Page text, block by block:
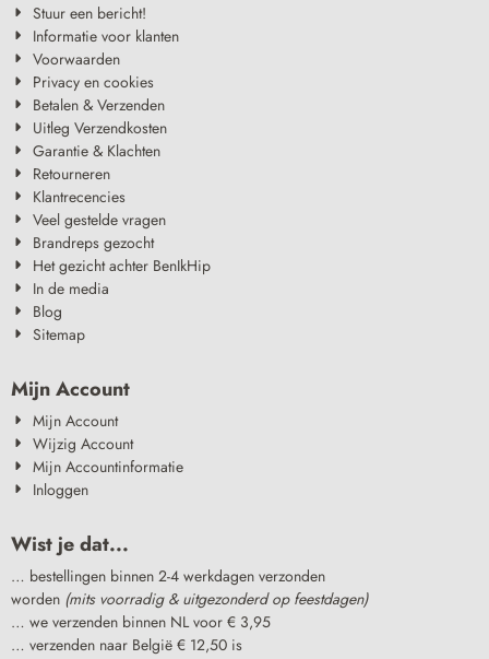
Stuur een bericht!
Informatie voor klanten
Voorwaarden
Privacy en cookies
Betalen & Verzenden
Uitleg Verzendkosten
Garantie & Klachten
Retourneren
Klantrecencies
Veel gestelde vragen
Brandreps gezocht
Het gezicht achter BenIkHip
In de media
Blog
Sitemap
Mijn Account
Mijn Account
Wijzig Account
Mijn Accountinformatie
Inloggen
Wist je dat...
… bestellingen binnen 2-4 werkdagen verzonden
worden (mits voorradig & uitgezonderd op feestdagen)
… we verzenden binnen NL voor € 3,95
… verzenden naar België € 12,50 is